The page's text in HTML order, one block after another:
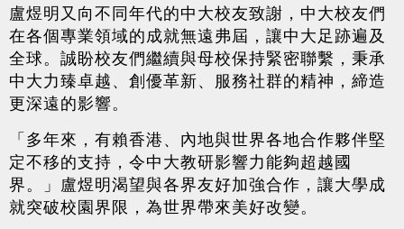
盧煜明又向不同年代的中大校友致謝，中大校友們
在各個專業領域的成就無遠弗屆，讓中大足跡遍及
全球。誠盼校友們繼續與母校保持緊密聯繫，秉承
中大力臻卓越、創優革新、服務社群的精神，締造
更深遠的影響。
「多年來，有賴香港、內地與世界各地合作夥伴堅
定不移的支持，令中大教研影響力能夠超越國
界。」盧煜明渴望與各界友好加強合作，讓大學成
就突破校園界限，為世界帶來美好改變。